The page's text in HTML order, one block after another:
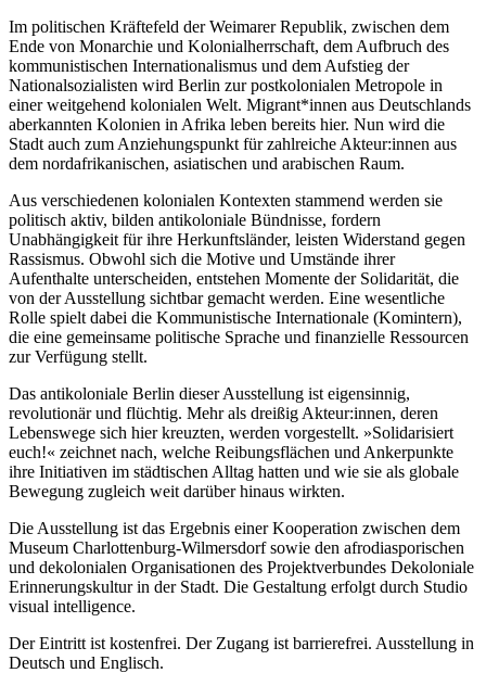
Im politischen Kräftefeld der Weimarer Republik, zwischen dem
Ende von Monarchie und Kolonialherrschaft, dem Aufbruch des
kommunistischen Internationalismus und dem Aufstieg der
Nationalsozialisten wird Berlin zur postkolonialen Metropole in
einer weitgehend kolonialen Welt. Migrant*innen aus Deutschlands
aberkannten Kolonien in Afrika leben bereits hier. Nun wird die
Stadt auch zum Anziehungspunkt für zahlreiche Akteur:innen aus
dem nordafrikanischen, asiatischen und arabischen Raum.
Aus verschiedenen kolonialen Kontexten stammend werden sie
politisch aktiv, bilden antikoloniale Bündnisse, fordern
Unabhängigkeit für ihre Herkunftsländer, leisten Widerstand gegen
Rassismus. Obwohl sich die Motive und Umstände ihrer
Aufenthalte unterscheiden, entstehen Momente der Solidarität, die
von der Ausstellung sichtbar gemacht werden. Eine wesentliche
Rolle spielt dabei die Kommunistische Internationale (Komintern),
die eine gemeinsame politische Sprache und finanzielle Ressourcen
zur Verfügung stellt.
Das antikoloniale Berlin dieser Ausstellung ist eigensinnig,
revolutionär und flüchtig. Mehr als dreißig Akteur:innen, deren
Lebenswege sich hier kreuzten, werden vorgestellt. »Solidarisiert
euch!« zeichnet nach, welche Reibungsflächen und Ankerpunkte
ihre Initiativen im städtischen Alltag hatten und wie sie als globale
Bewegung zugleich weit darüber hinaus wirkten.
Die Ausstellung ist das Ergebnis einer Kooperation zwischen dem
Museum Charlottenburg-Wilmersdorf sowie den afrodiasporischen
und dekolonialen Organisationen des Projektverbundes Dekoloniale
Erinnerungskultur in der Stadt. Die Gestaltung erfolgt durch Studio
visual intelligence.
Der Eintritt ist kostenfrei. Der Zugang ist barrierefrei. Ausstellung in
Deutsch und Englisch.